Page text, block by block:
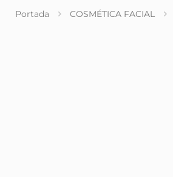
Portada COSMÉTICA FACIAL